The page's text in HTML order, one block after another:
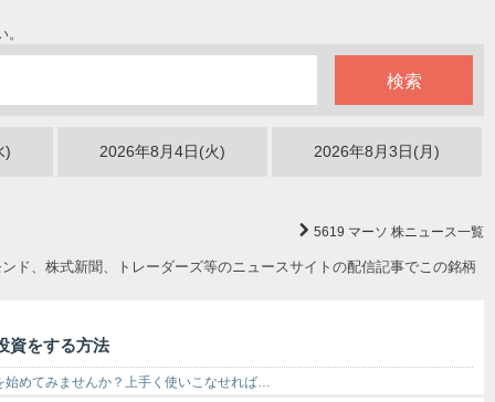
) 2026年8月4日(火) 2026年8月3日(月)
ド、株式新聞、トレーダーズ等のニュースサイトの配信記事でこの銘柄
5619 マーソ 株ニュース一覧
資をする方法
始めてみませんか？上手く使いこなせれば…